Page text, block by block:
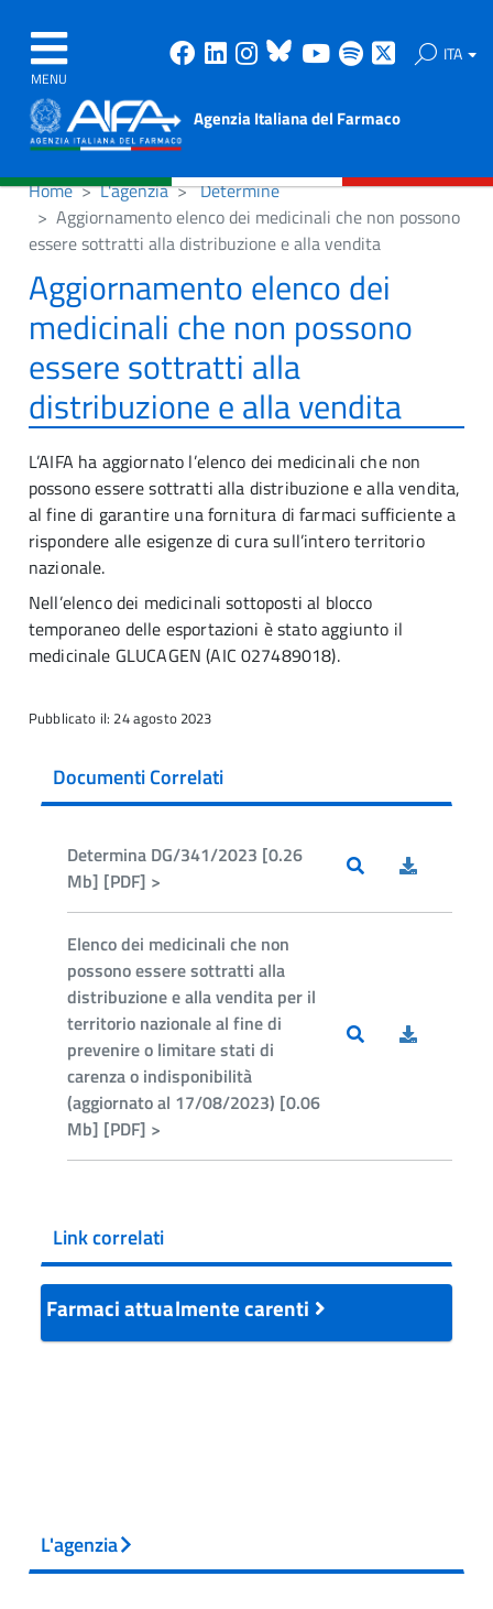
MENU
Facebook
Linkedin
Instagram
Bluesky
Youtube
Spotify ITA
Agenzia Italiana del Farmaco
Home L'agenzia
Determine
Aggiornamento elenco dei medicinali che non possono
essere sottratti alla distribuzione e alla vendita
Aggiornamento elenco dei
medicinali che non possono
essere sottratti alla
distribuzione e alla vendita
L’AIFA ha aggiornato l’elenco dei medicinali che non
possono essere sottratti alla distribuzione e alla vendita,
al fine di garantire una fornitura di farmaci sufficiente a
rispondere alle esigenze di cura sull’intero territorio
nazionale.
Nell’elenco dei medicinali sottoposti al blocco
temporaneo delle esportazioni è stato aggiunto il
medicinale GLUCAGEN (AIC 027489018).
Pubblicato il: 24 agosto 2023
Documenti Correlati
Determina DG/341/2023 [0.26
Mb] [PDF] >
Elenco dei medicinali che non
possono essere sottratti alla
distribuzione e alla vendita per il
territorio nazionale al fine di
prevenire o limitare stati di
carenza o indisponibilità
(aggiornato al 17/08/2023) [0.06
Mb] [PDF] >
Link correlati
Farmaci attualmente carenti
L'agenzia